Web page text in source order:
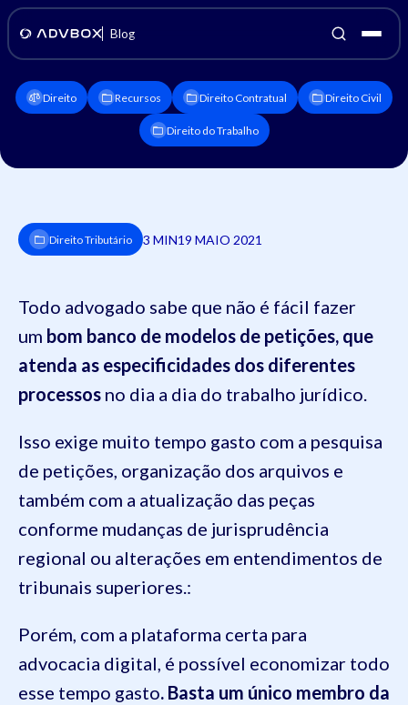
Blog
Direito Recursos Direito Contratual Direito Civil
Direito do Trabalho
Direito Tributário 3 MIN19 MAIO 2021
Todo advogado sabe que não é fácil fazer
um bom banco de modelos de petições, que
atenda as especificidades dos diferentes
processos no dia a dia do trabalho jurídico.
Isso exige muito tempo gasto com a pesquisa
de petições, organização dos arquivos e
também com a atualização das peças
conforme mudanças de jurisprudência
regional ou alterações em entendimentos de
tribunais superiores.:
Porém, com a plataforma certa para
advocacia digital, é possível economizar todo
esse tempo gasto. Basta um único membro da